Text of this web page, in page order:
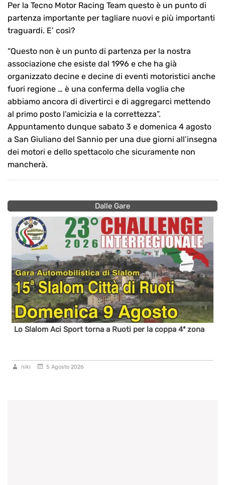
Per la Tecno Motor Racing Team questo è un punto di
partenza importante per tagliare nuovi e più importanti
traguardi. E’ così?
“Questo non è un punto di partenza per la nostra
associazione che esiste dal 1996 e che ha già
organizzato decine e decine di eventi motoristici anche
fuori regione … è una conferma della voglia che
abbiamo ancora di divertirci e di aggregarci mettendo
al primo posto l’amicizia e la correttezza”.
Appuntamento dunque sabato 3 e domenica 4 agosto
a San Giuliano del Sannio per una due giorni all’insegna
dei motori e dello spettacolo che sicuramente non
mancherà.
Dalle Gare
Lo Slalom Aci Sport torna a Ruoti per la coppa 4ª zona
niki 5 Agosto 2026